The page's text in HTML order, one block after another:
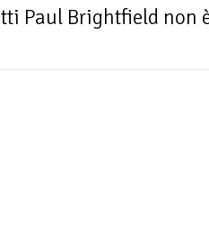
Paul Brightfield non